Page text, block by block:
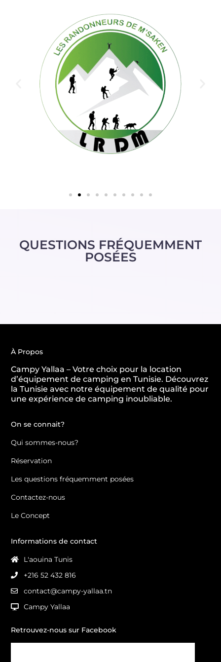
QUESTIONS FRÉQUEMMENT
POSÉES
À Propos
Campy Yallaa – Votre choix pour la location
d’équipement de camping en Tunisie. Découvrez
la Tunisie avec notre équipement de qualité pour
une expérience de camping inoubliable.
On se connait?
Qui sommes-nous?
Réservation
Les questions fréquemment posées
Contactez-nous
Le Concept
Informations de contact
L'aouina Tunis
+216 52 432 816
contact@campy-yallaa.tn
Campy Yallaa
Retrouvez-nous sur Facebook